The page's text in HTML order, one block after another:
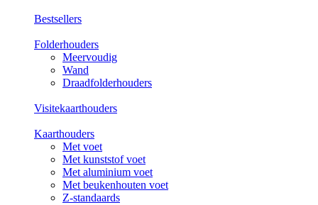
Bestsellers
Folderhouders
Meervoudig
Wand
Draadfolderhouders
Visitekaarthouders
Kaarthouders
Met voet
Met kunststof voet
Met aluminium voet
Met beukenhouten voet
Z-standaards